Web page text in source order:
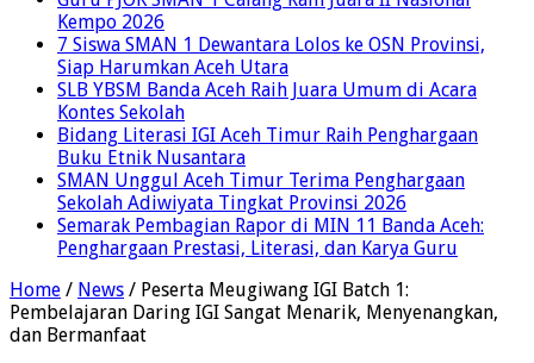
Kempo 2026
7 Siswa SMAN 1 Dewantara Lolos ke OSN Provinsi,
Siap Harumkan Aceh Utara
SLB YBSM Banda Aceh Raih Juara Umum di Acara
Kontes Sekolah
Bidang Literasi IGI Aceh Timur Raih Penghargaan
Buku Etnik Nusantara
SMAN Unggul Aceh Timur Terima Penghargaan
Sekolah Adiwiyata Tingkat Provinsi 2026
Semarak Pembagian Rapor di MIN 11 Banda Aceh:
Penghargaan Prestasi, Literasi, dan Karya Guru
Home / News / Peserta Meugiwang IGI Batch 1:
Pembelajaran Daring IGI Sangat Menarik, Menyenangkan,
dan Bermanfaat